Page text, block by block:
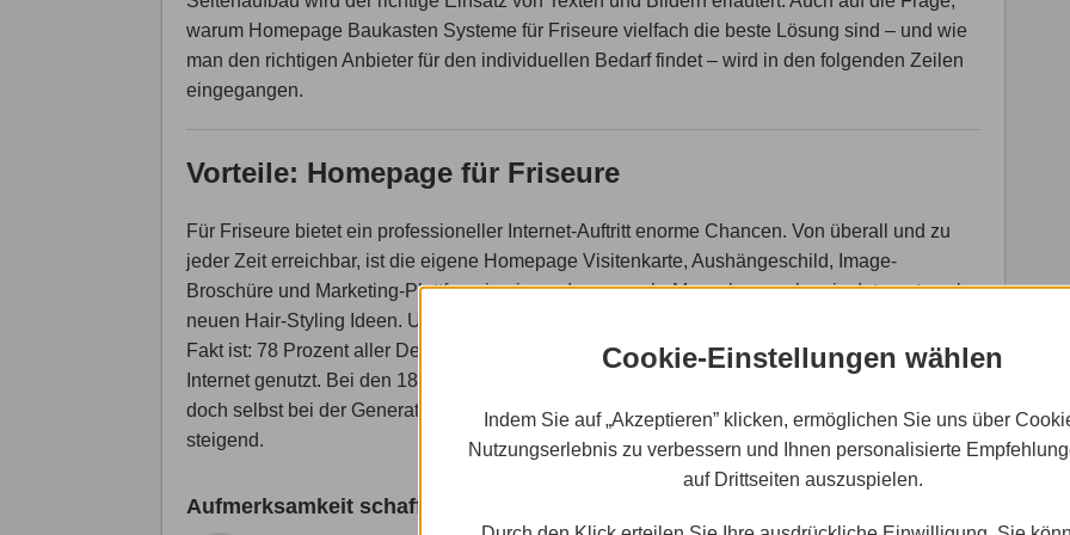
Cookie-Einstellungen wählen
Indem Sie auf „Akzeptieren” klicken, ermöglichen Sie uns über
Nutzungserlebnis zu verbessern und Ihnen personalisierte
auf Drittseiten auszuspielen.
warum Homepage Baukasten Systeme für Friseure vielfach die beste Lösung sind – und wie
man den richtigen Anbieter für den individuellen Bedarf findet – wird in den folgenden Zeilen
eingegangen.
Vorteile: Homepage für Friseure
Für Friseure bietet ein professioneller Internet-Auftritt enorme Chancen. Von überall und zu
jeder Zeit erreichbar, ist die eigene Homepage Visitenkarte, Aushängeschild, Image-
Broschüre und Marketing-Plattform in einem. Immer mehr Menschen suchen im Internet nach
neuen Hair-Styling Ideen. Und nach jenen, welche diese Ideen auch umsetzen können.
Fakt ist: 78 Prozent aller Deutschen haben im Jahr 2015 laut dem Statistik-Portal Statista das
Internet genutzt. Bei den 18 bis 24 Jährigen lag die Rate erwartungsgemäß bei 99 Prozent,
doch selbst bei der Generation 60+ war fast jeder zweite im Netz aktiv. Tendenz nach wie vor
steigend.
Aufmerksamkeit schaffen